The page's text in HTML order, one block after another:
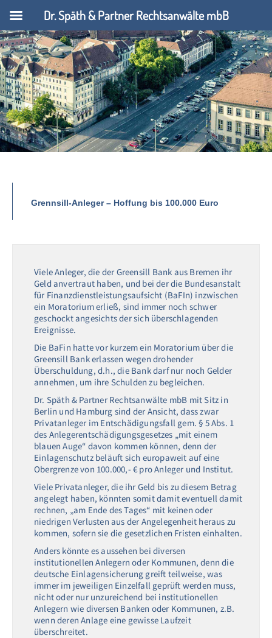
Grennsill-Anleger – Hoffung bis 100.000 Euro
Viele Anleger, die der Greensill Bank aus Bremen ihr
Geld anvertraut haben, und bei der die Bundesanstalt
für Finanzdienstleistungsaufsicht (BaFIn) inzwischen
ein Moratorium erließ, sind immer noch schwer
geschockt angesichts der sich überschlagenden
Ereignisse.
Die BaFin hatte vor kurzem ein Moratorium über die
Greensill Bank erlassen wegen drohender
Überschuldung, d.h., die Bank darf nur noch Gelder
annehmen, um ihre Schulden zu begleichen.
Dr. Späth & Partner Rechtsanwälte mbB mit Sitz in
Berlin und Hamburg sind der Ansicht, dass zwar
Privatanleger im Entschädigungsfall gem. § 5 Abs. 1
des Anlegerentschädigungsgesetzes „mit einem
blauen Auge“ davon kommen können, denn der
Einlagenschutz beläuft sich europaweit auf eine
Obergrenze von 100.000,- € pro Anleger und Institut.
Viele Privatanleger, die ihr Geld bis zu diesem Betrag
angelegt haben, könnten somit damit eventuell damit
rechnen, „am Ende des Tages“ mit keinen oder
niedrigen Verlusten aus der Angelegenheit heraus zu
kommen, sofern sie die gesetzlichen Fristen einhalten.
Anders könnte es aussehen bei diversen
institutionellen Anlegern oder Kommunen, denn die
deutsche Einlagensicherung greift teilweise, was
immer im jeweiligen Einzelfall geprüft werden muss,
nicht oder nur unzureichend bei institutionellen
Anlegern wie diversen Banken oder Kommunen, z.B.
wenn deren Anlage eine gewisse Laufzeit
überschreitet.
Dr. Späth & Partner Rechtsanwälte mbB